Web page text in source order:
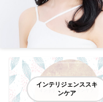
インテリジェンススキ
ンケア